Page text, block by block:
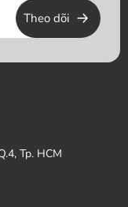
Theo dõi
Tp. HCM